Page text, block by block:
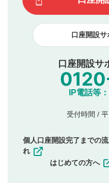
下記の項目に該当すると
見合わせる場合がござい
本動画コンテンツ
他者への誹謗中傷
公序良俗に反する
氏名、住所、電話
他のサイトへの誘
他者の権利（商標
同一内容の多重投稿
その他当社が不適
一度投稿した評価および
口座開設
口座開設サ
IP電話等
受付時間 /
個人口座開設完了までの流
れ
はじめての方へ